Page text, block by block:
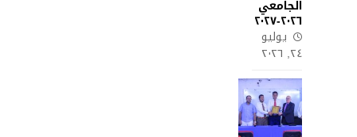
الجامعي
٢٠٢٦-٢٠٢٧
يوليو
٢٤, ٢٠٢٦